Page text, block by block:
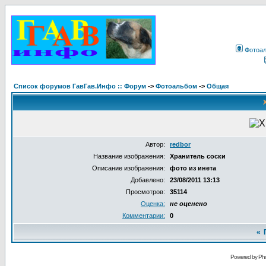
Список форумов ГавГав.Инфо :: Форум -> Фотоальбом -> Общая
Автор:
redbor
Название изображения:
Хранитель соски
Описание изображения:
фото из инета
Добавлено:
23/08/2011 13:13
Просмотров:
35114
Оценка:
не оценено
Комментарии:
0
«
Powered by